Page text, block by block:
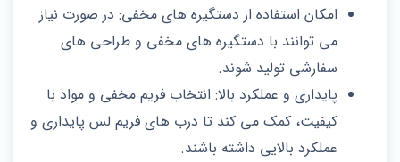
امکان استفاده از دستگیره های مخفی: در صورت نیاز
می توانند با دستگیره های مخفی و طراحی های
سفارشی تولید شوند.
پایداری و عملکرد بالا: انتخاب فریم مخفی و مواد با
کیفیت، کمک می کند تا درب های فریم لس پایداری و
عملکرد بالایی داشته باشند.